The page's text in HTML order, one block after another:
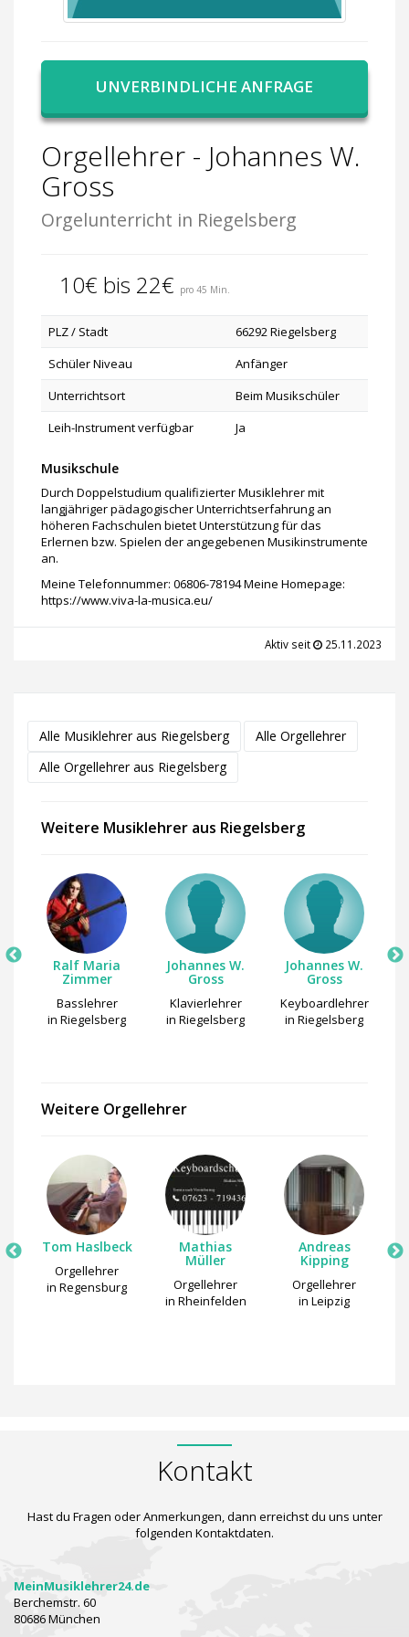
UNVERBINDLICHE ANFRAGE
Orgellehrer - Johannes W.
Gross
Orgelunterricht in Riegelsberg
10€ bis 22€ pro 45 Min.
PLZ / Stadt
66292 Riegelsberg
Schüler Niveau
Anfänger
Unterrichtsort
Beim Musikschüler
Leih-Instrument verfügbar
Ja
Musikschule
Durch Doppelstudium qualifizierter Musiklehrer mit
langjähriger pädagogischer Unterrichtserfahrung an
höheren Fachschulen bietet Unterstützung für das
Erlernen bzw. Spielen der angegebenen Musikinstrumente
an.
Meine Telefonnummer: 06806-78194 Meine Homepage:
https://www.viva-la-musica.eu/
Aktiv seit 25.11.2023
Alle Musiklehrer aus Riegelsberg
Alle Orgellehrer
Alle Orgellehrer aus Riegelsberg
Weitere Musiklehrer aus Riegelsberg
Ralf Maria
Zimmer
Basslehrer
in Riegelsberg
Johannes W.
Gross
Klavierlehrer
in Riegelsberg
Johannes W.
Gross
Keyboardlehrer
in Riegelsberg
Weitere Orgellehrer
Tom Haslbeck
Orgellehrer
in Regensburg
Mathias
Müller
Orgellehrer
in Rheinfelden
Andreas
Kipping
Orgellehrer
in Leipzig
Kontakt
Hast du Fragen oder Anmerkungen, dann erreichst du uns unter
folgenden Kontaktdaten.
MeinMusiklehrer24.de
Berchemstr. 60
80686 München